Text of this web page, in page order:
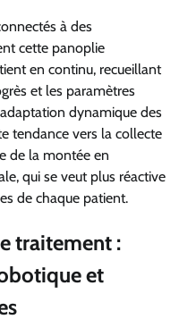
à des
cette panoplie
en continu, recueillant
et les paramètres
dynamique des
tendance vers la collecte
de la montée en
qui se veut plus réactive
de chaque patient.
traitement :
et